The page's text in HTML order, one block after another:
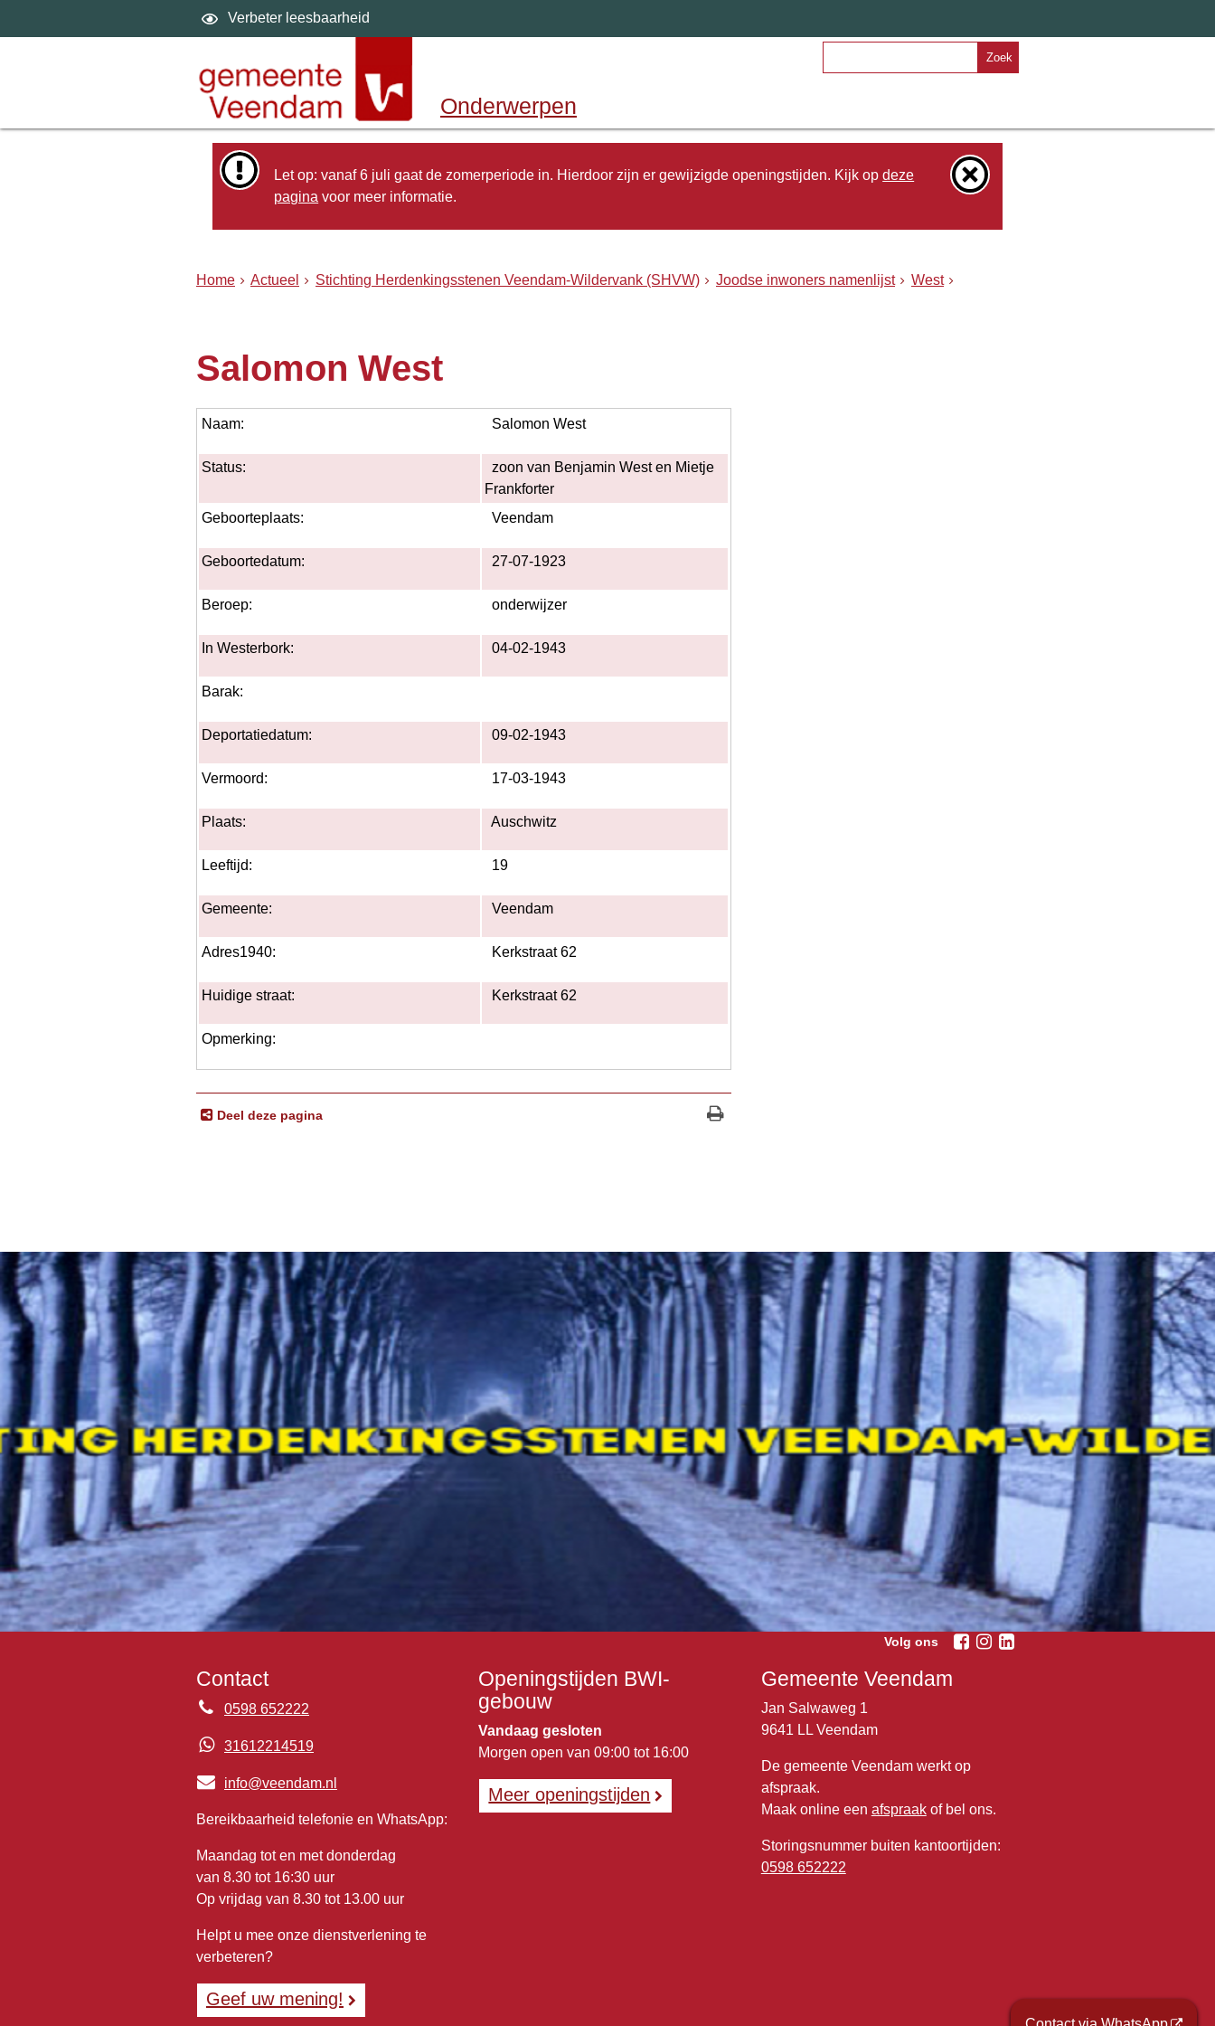
Verbeter leesbaarheid
Zoek
Onderwerpen
Let op: vanaf 6 juli gaat de zomerperiode in. Hierdoor zijn er gewijzigde openingstijden. Kijk opdeze
pagina voor meer informatie.
Home Actueel Stichting Herdenkingsstenen Veendam-Wildervank (SHVW) Joodse inwoners namenlijst West
Salomon West
Naam: Salomon West
Status:
zoon van Benjamin West en Mietje
Frankforter
Geboorteplaats:
Veendam
Geboortedatum: 27-07-1923
Beroep: onderwijzer
In Westerbork: 04-02-1943
Barak:
Deportatiedatum: 09-02-1943
Vermoord: 17-03-1943
Plaats: Auschwitz
Leeftijd: 19
Gemeente: Veendam
Adres1940: Kerkstraat 62
Huidige straat: Kerkstraat 62
Opmerking:
Deel deze pagina
Volg ons
Contact
0598 652222
31612214519
info@veendam.nl
Bereikbaarheid telefonie en WhatsApp:
Maandag tot en met donderdag
van 8.30 tot 16:30 uur
Op vrijdag van 8.30 tot 13.00 uur
Helpt u mee onze dienstverlening te
verbeteren?
Geef uw mening!
Openingstijden BWI-
gebouw
Vandaag gesloten
Morgen open van 09:00 tot 16:00
Meer openingstijden
Gemeente Veendam
Jan Salwaweg 1
9641 LL Veendam
De gemeente Veendam werkt op
afspraak.
Maak online een afspraakof bel ons.
Storingsnummer buiten kantoortijden:
0598 652222